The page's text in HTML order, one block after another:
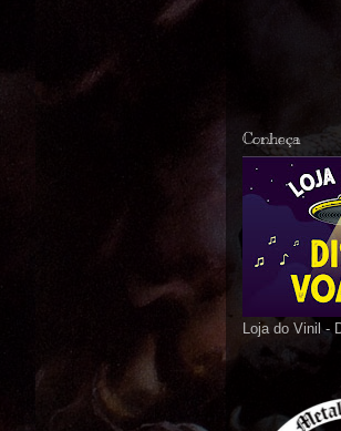
Conheça
Loja do Vinil -